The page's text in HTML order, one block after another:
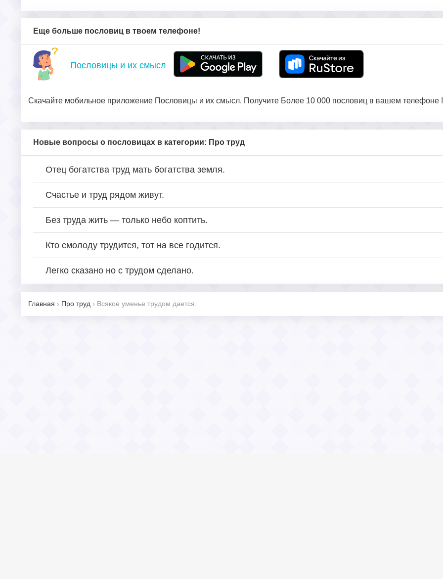
Еще больше пословиц в твоем телефоне!
Пословицы и их смысл
Скачайте мобильное приложение Пословицы и их смысл. Получите Более 10 000 пословиц в вашем телефоне !
Новые вопросы о пословицах в категории: Про труд
Отец богатства труд мать богатства земля.
Счастье и труд рядом живут.
Без труда жить — только небо коптить.
Кто смолоду трудится, тот на все годится.
Легко сказано но с трудом сделано.
Главная › Про труд › Всякое уменье трудом дается.